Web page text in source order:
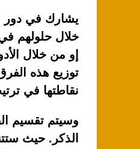
خلال حلولهم في
إو من خلال
نقاطتها في
الذكر. حيث